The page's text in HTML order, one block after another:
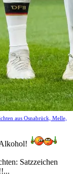
aus Osnabrück, Melle,
Satzzeichen